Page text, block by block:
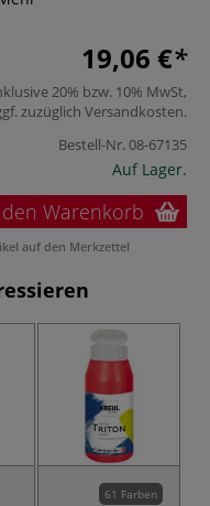
19,06 €
20% bzw. 10% MwSt,
zuzüglich Versandkosten.
Bestell-Nr.08-67135
Auf Lager.
Warenkorb
auf den Merkzettel
61 Farben